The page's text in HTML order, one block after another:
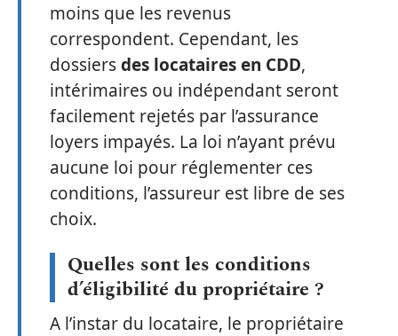
moins que les revenus
correspondent. Cependant, les
dossiersdes locataires en CDD,
intérimaires ou indépendant seront
facilement rejetés par l’assurance
loyers impayés. La loi n’ayant prévu
aucune loi pour réglementer ces
conditions, l’assureur est libre de ses
choix.
Quelles sont les conditions
d’éligibilité du propriétaire ?
A l’instar du locataire, le propriétaire